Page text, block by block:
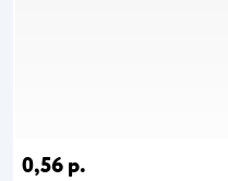
0,56 р.